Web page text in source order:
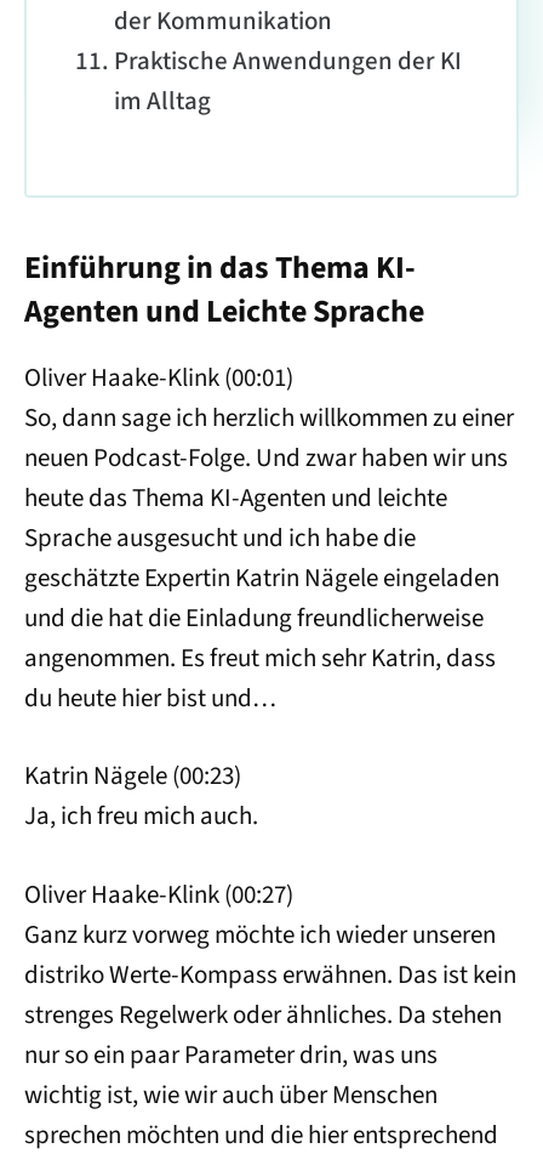
der Kommunikation
Praktische Anwendungen der KI
im Alltag
Einführung in das Thema KI-
Agenten und Leichte Sprache
Oliver Haake-Klink (00:01)
So, dann sage ich herzlich willkommen zu einer
neuen Podcast-Folge. Und zwar haben wir uns
heute das Thema KI-Agenten und leichte
Sprache ausgesucht und ich habe die
geschätzte Expertin Katrin Nägele eingeladen
und die hat die Einladung freundlicherweise
angenommen. Es freut mich sehr Katrin, dass
du heute hier bist und…
Katrin Nägele (00:23)
Ja, ich freu mich auch.
Oliver Haake-Klink (00:27)
Ganz kurz vorweg möchte ich wieder unseren
distriko Werte-Kompass erwähnen. Das ist kein
strenges Regelwerk oder ähnliches. Da stehen
nur so ein paar Parameter drin, was uns
wichtig ist, wie wir auch über Menschen
sprechen möchten und die hier entsprechend